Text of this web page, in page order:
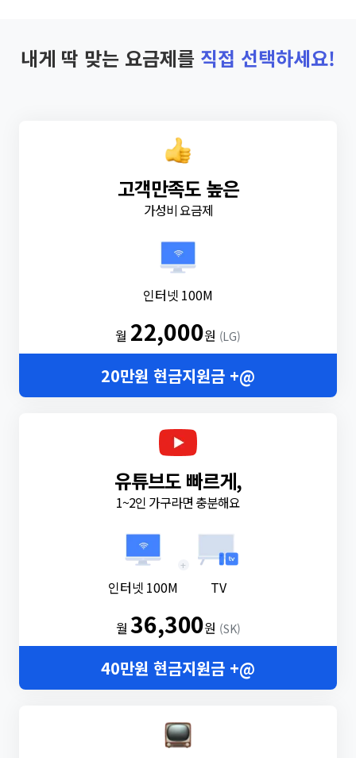
내게 딱 맞는 요금제를 직접 선택하세요!
고객만족도 높은
가성비 요금제
인터넷 100M
월 22,000원 (LG)
20만원 현금지원금 +@
유튜브도 빠르게,
1~2인 가구라면 충분해요
인터넷 100M
+
TV
월36,300원 (SK)
40만원 현금지원금 +@